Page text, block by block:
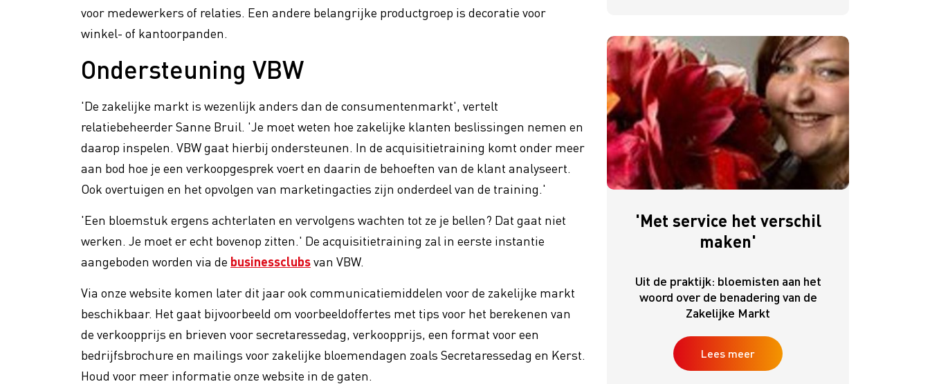
voor medewerkers of relaties. Een andere belangrijke productgroep is decoratie voor
winkel- of kantoorpanden.
Ondersteuning VBW
'De zakelijke markt is wezenlijk anders dan de consumentenmarkt', vertelt
relatiebeheerder Sanne Bruil. 'Je moet weten hoe zakelijke klanten beslissingen nemen en
daarop inspelen. VBW gaat hierbij ondersteunen. In de acquisitietraining komt onder meer
aan bod hoe je een verkoopgesprek voert en daarin de behoeften van de klant analyseert.
Ook overtuigen en het opvolgen van marketingacties zijn onderdeel van de training.'
'Een bloemstuk ergens achterlaten en vervolgens wachten tot ze je bellen? Dat gaat niet
werken. Je moet er echt bovenop zitten.' De acquisitietraining zal in eerste instantie
aangeboden worden via de businessclubsvan VBW.
Via onze website komen later dit jaar ook communicatiemiddelen voor de zakelijke markt
beschikbaar. Het gaat bijvoorbeeld om voorbeeldoffertes met tips voor het berekenen van
de verkoopprijs en brieven voor secretaressedag, verkoopprijs, een format voor een
bedrijfsbrochure en mailings voor zakelijke bloemendagen zoals Secretaressedag en Kerst.
Houd voor meer informatie onze website in de gaten.
'Met service het verschil
maken'
Uit de praktijk: bloemisten aan het
woord over de benadering van de
Zakelijke Markt
Lees meer